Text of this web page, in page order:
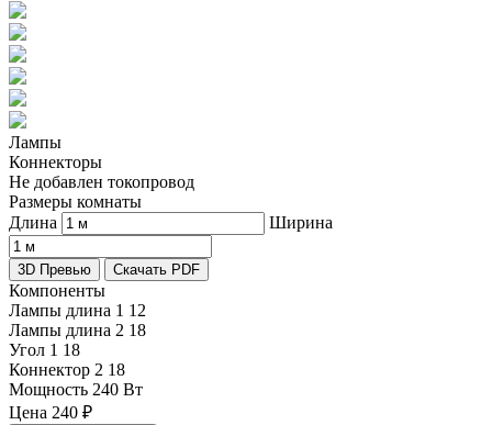
Лампы
Коннекторы
Не добавлен токопровод
Размеры комнаты
Длина
Ширина
3D Превью Скачать PDF
Компоненты
Лампы длина 1 12
Лампы длина 2 18
Угол 1 18
Коннектор 2 18
Мощность 240 Вт
Цена 240 ₽